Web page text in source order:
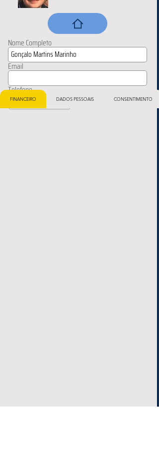
Nome Completo
Email
Telefone
FINANCEIRO DADOS PESSOAIS CONSENTIMENTO